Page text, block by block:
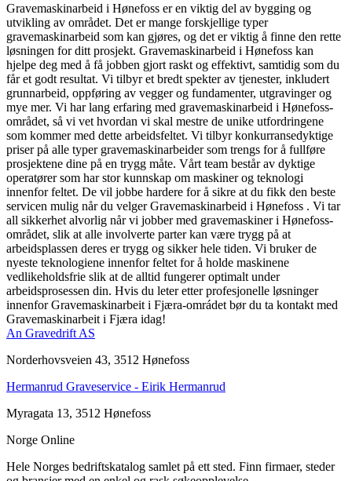
Gravemaskinarbeid i Hønefoss er en viktig del av bygging og
utvikling av området. Det er mange forskjellige typer
gravemaskinarbeid som kan gjøres, og det er viktig å finne den rette
løsningen for ditt prosjekt. Gravemaskinarbeid i Hønefoss kan
hjelpe deg med å få jobben gjort raskt og effektivt, samtidig som du
får et godt resultat. Vi tilbyr et bredt spekter av tjenester, inkludert
grunnarbeid, oppføring av vegger og fundamenter, utgravinger og
mye mer. Vi har lang erfaring med gravemaskinarbeid i Hønefoss-
området, så vi vet hvordan vi skal mestre de unike utfordringene
som kommer med dette arbeidsfeltet. Vi tilbyr konkurransedyktige
priser på alle typer gravemaskinarbeider som trengs for å fullføre
prosjektene dine på en trygg måte. Vårt team består av dyktige
operatører som har stor kunnskap om maskiner og teknologi
innenfor feltet. De vil jobbe hardere for å sikre at du fikk den beste
servicen mulig når du velger Gravemaskinarbeid i Hønefoss . Vi tar
all sikkerhet alvorlig når vi jobber med gravemaskiner i Hønefoss-
området, slik at alle involverte parter kan være trygg på at
arbeidsplassen deres er trygg og sikker hele tiden. Vi bruker de
nyeste teknologiene innenfor feltet for å holde maskinene
vedlikeholdsfrie slik at de alltid fungerer optimalt under
arbeidsprosessen din. Hvis du leter etter profesjonelle løsninger
innenfor Gravemaskinarbeit i Fjæra-omrádet bør du ta kontakt med
Gravemaskinarbeit i Fjæra idag!
An Gravedrift AS
Norderhovsveien 43, 3512 Hønefoss
Hermanrud Graveservice - Eirik Hermanrud
Myragata 13, 3512 Hønefoss
Norge Online
Hele Norges bedriftskatalog samlet på ett sted. Finn firmaer, steder